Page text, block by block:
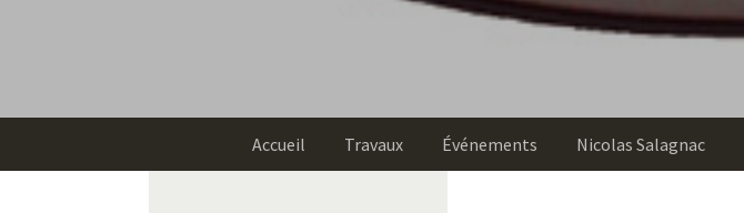
Accueil Travaux Événements Nicolas Salagnac